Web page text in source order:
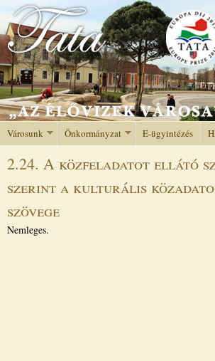
Jump to navigation
Városunk Önkormányzat E-ügyintézés
2.24. A közfeladatot ellátó
szerint a kulturális
szövege
Nemleges.